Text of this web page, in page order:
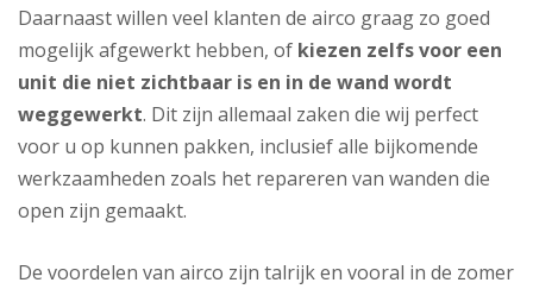
Daarnaast willen veel klanten de airco graag zo goed
mogelijk afgewerkt hebben, of kiezen zelfs voor een
unit die niet zichtbaar is en in de wand wordt
weggewerkt. Dit zijn allemaal zaken die wij perfect
voor u op kunnen pakken, inclusief alle bijkomende
werkzaamheden zoals het repareren van wanden die
open zijn gemaakt.
De voordelen van airco zijn talrijk en vooral in de zomer